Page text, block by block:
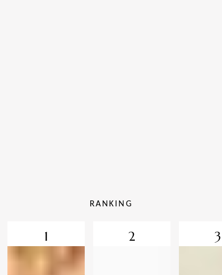
RANKING
1 2 3